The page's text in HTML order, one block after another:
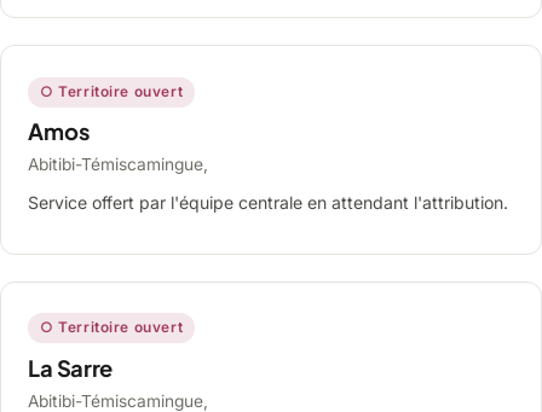
○ Territoire ouvert
Amos
Abitibi-Témiscamingue,
Service offert par l'équipe centrale en attendant l'attribution.
○ Territoire ouvert
La Sarre
Abitibi-Témiscamingue,